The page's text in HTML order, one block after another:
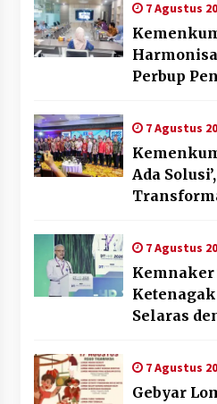
7 Agustus
Perbup
7 Agustus
Ada
7 Agustus
Kemnaker
Selaras
7 Agustus
Gebyar